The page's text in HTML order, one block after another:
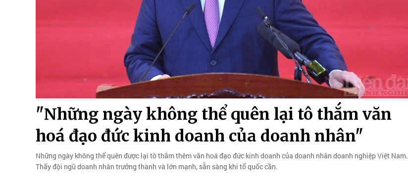
"Những ngày không thể quên lại tô thắm văn
hoá đạo đức kinh doanh của doanh nhân"
Những ngày không thể quên được lại tô thắm thêm văn hoá đạo đức kinh doanh của doanh nhân doanh nghiệp Việt Nam.
Thấy đội ngũ doanh nhân trưởng thành và lớn mạnh, sẵn sàng khi tổ quốc cần.